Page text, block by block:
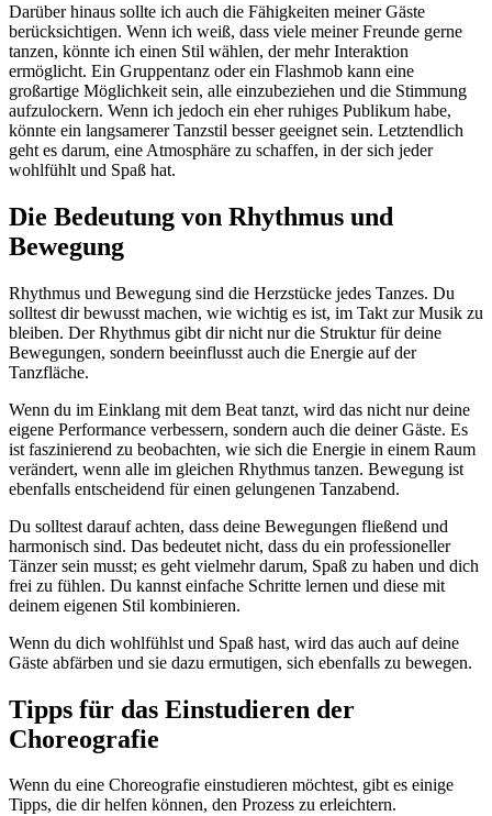
Darüber hinaus sollte ich auch die Fähigkeiten meiner Gäste
berücksichtigen. Wenn ich weiß, dass viele meiner Freunde gerne
tanzen, könnte ich einen Stil wählen, der mehr Interaktion
ermöglicht. Ein Gruppentanz oder ein Flashmob kann eine
großartige Möglichkeit sein, alle einzubeziehen und die Stimmung
aufzulockern. Wenn ich jedoch ein eher ruhiges Publikum habe,
könnte ein langsamerer Tanzstil besser geeignet sein. Letztendlich
geht es darum, eine Atmosphäre zu schaffen, in der sich jeder
wohlfühlt und Spaß hat.
Die Bedeutung von Rhythmus und
Bewegung
Rhythmus und Bewegung sind die Herzstücke jedes Tanzes. Du
solltest dir bewusst machen, wie wichtig es ist, im Takt zur Musik zu
bleiben. Der Rhythmus gibt dir nicht nur die Struktur für deine
Bewegungen, sondern beeinflusst auch die Energie auf der
Tanzfläche.
Wenn du im Einklang mit dem Beat tanzt, wird das nicht nur deine
eigene Performance verbessern, sondern auch die deiner Gäste. Es
ist faszinierend zu beobachten, wie sich die Energie in einem Raum
verändert, wenn alle im gleichen Rhythmus tanzen. Bewegung ist
ebenfalls entscheidend für einen gelungenen Tanzabend.
Du solltest darauf achten, dass deine Bewegungen fließend und
harmonisch sind. Das bedeutet nicht, dass du ein professioneller
Tänzer sein musst; es geht vielmehr darum, Spaß zu haben und dich
frei zu fühlen. Du kannst einfache Schritte lernen und diese mit
deinem eigenen Stil kombinieren.
Wenn du dich wohlfühlst und Spaß hast, wird das auch auf deine
Gäste abfärben und sie dazu ermutigen, sich ebenfalls zu bewegen.
Tipps für das Einstudieren der
Choreografie
Wenn du eine Choreografie einstudieren möchtest, gibt es einige
Tipps, die dir helfen können, den Prozess zu erleichtern.